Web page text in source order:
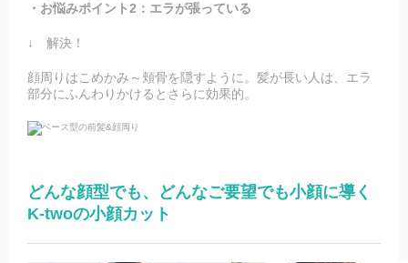
・お悩みポイント2：エラが張っている
↓ 解決！
顔周りはこめかみ～頬骨を隠すように。髪が長い人は、エラ
部分にふんわりかけるとさらに効果的。
どんな顔型でも、どんなご要望でも小顔に導く
K-twoの小顔カット